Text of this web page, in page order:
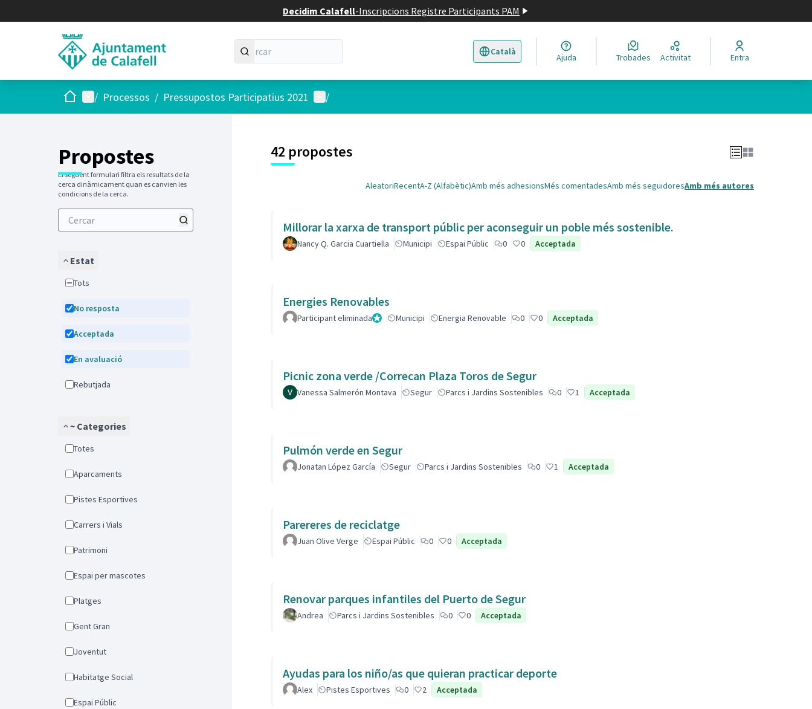
Decidim Calafell-Inscripcions Registre Participants PAM
Català
Triar la llengua Elegir el idioma
Ajuda Trobades Activitat Entra
Inici Menú principal
/ Processos / Pressupostos Participatius 2021 Menú d'usuari
/
Propostes
El següent formulari filtra els resultats de la
cerca dinàmicament quan es canvien les
condicions de la cerca.
Estat
Tots
No resposta
Acceptada
En avaluació
Rebutjada
~ Categories
Totes
Aparcaments
Pistes Esportives
Carrers i Vials
Patrimoni
Espai per mascotes
Platges
Gent Gran
Joventut
Habitatge Social
Espai Públic
42 propostes
AleatoriRecentA-Z (Alfabètic)Amb més adhesionsMés comentadesAmb més seguidoresAmb més autores
Millorar la xarxa de transport públic per aconseguir un poble més sostenible.
Nancy Q. Garcia Cuartiella Municipi Espai Públic 0 0 Acceptada
Energies Renovables
Participant eliminadaAdministrador
Municipi Energia Renovable 0 0 Acceptada
Picnic zona verde /Correcan Plaza Toros de Segur
Vanessa Salmerón Montava Segur Parcs i Jardins Sostenibles 0 1 Acceptada
Pulmón verde en Segur
Jonatan López García Segur Parcs i Jardins Sostenibles 0 1 Acceptada
Parereres de reciclatge
Juan Olive Verge Espai Públic 0 0 Acceptada
Renovar parques infantiles del Puerto de Segur
Andrea Parcs i Jardins Sostenibles 0 0 Acceptada
Ayudas para los niño/as que quieran practicar deporte
Alex Pistes Esportives 0 2 Acceptada